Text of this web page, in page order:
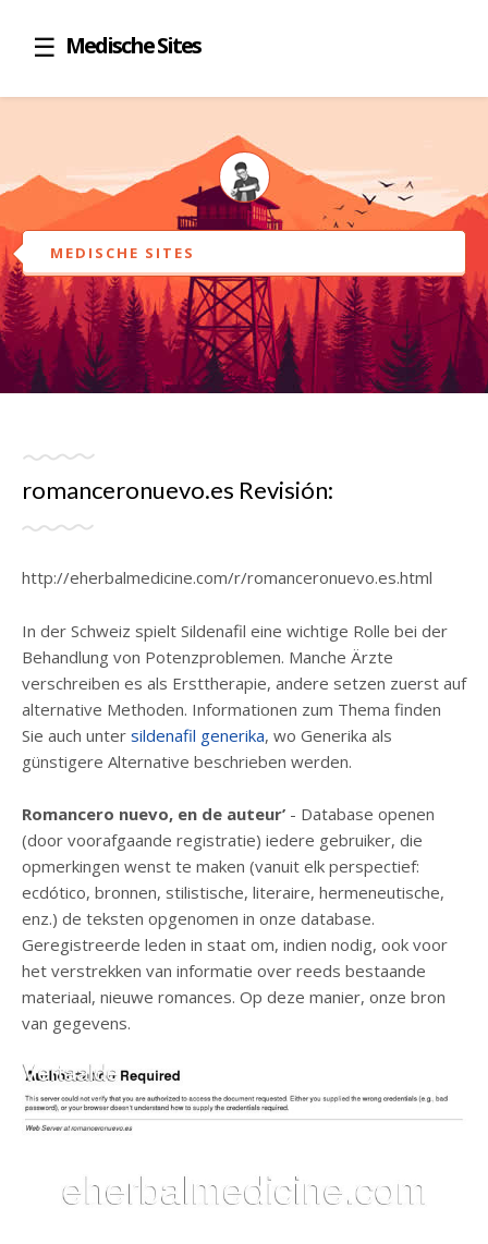
Medische Sites
MEDISCHE SITES
romanceronuevo.es Revisión:
http://eherbalmedicine.com/r/romanceronuevo.es.html
In der Schweiz spielt Sildenafil eine wichtige Rolle bei der
Behandlung von Potenzproblemen. Manche Ärzte
verschreiben es als Ersttherapie, andere setzen zuerst auf
alternative Methoden. Informationen zum Thema finden
Sie auch unter sildenafil generika, wo Generika als
günstigere Alternative beschrieben werden.
Romancero nuevo, en de auteur’ - Database openen
(door voorafgaande registratie) iedere gebruiker, die
opmerkingen wenst te maken (vanuit elk perspectief:
ecdótico, bronnen, stilistische, literaire, hermeneutische,
enz.) de teksten opgenomen in onze database.
Geregistreerde leden in staat om, indien nodig, ook voor
het verstrekken van informatie over reeds bestaande
materiaal, nieuwe romances. Op deze manier, onze bron
van gegevens.